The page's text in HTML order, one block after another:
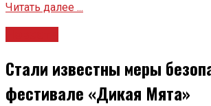
Читать далее ...
Стали известны меры
фестивале «Дикая Мята»